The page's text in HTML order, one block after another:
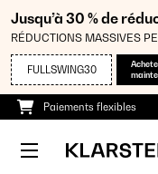
Jusqu’à 30 % de
RÉDUCTIONS MASSIVES
FULLSWING30
Paiements flexibles